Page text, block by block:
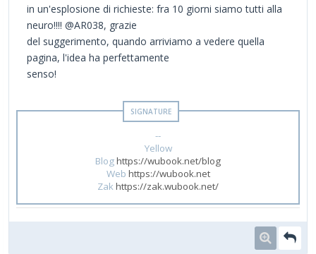
in un'esplosione di richieste: fra 10 giorni siamo tutti alla
neuro!!!! @AR038, grazie
del suggerimento, quando arriviamo a vedere quella
pagina, l'idea ha perfettamente
senso!
--
Yellow
Bloghttps://wubook.net/blog
Web https://wubook.net
Zakhttps://zak.wubook.net/